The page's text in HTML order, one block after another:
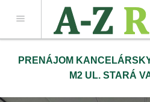
Z REAL spol. s r.o.
PRENÁJOM
M2 UL. STARÁ